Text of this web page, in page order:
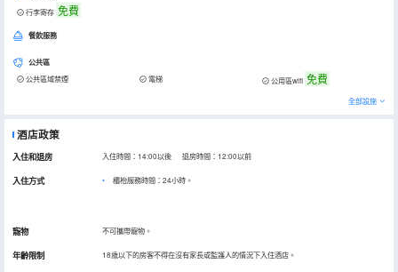
行李寄存 免費
餐飲服務
公共區
公共區域禁煙 電梯 公用區wifi 免費
全部設施
酒店政策
入住和退房 入住時間：14:00以後 退房時間：12:00以前
入住方式 櫃枱服務時間：24小時。
寵物 不可攜帶寵物。
年齡限制 18歲以下的房客不得在沒有家長或監護人的情況下入住酒店。